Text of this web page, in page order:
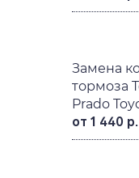
Замена
тормоза
Prado
от 1 440 р.